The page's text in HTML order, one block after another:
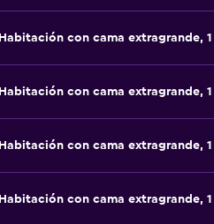
Habitación con cama extragrande,
Habitación con cama extragrande,
Habitación con cama extragrande,
Habitación con cama extragrande,